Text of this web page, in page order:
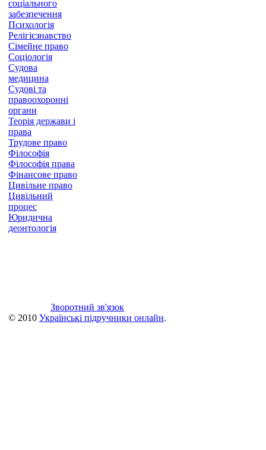
соціального
забезпечення
Психологія
Релігієзнавство
Сімейне право
Соціологія
Судова
медицина
Судові та
правоохоронні
органи
Теорія держави і
права
Трудове право
Філософія
Філософія права
Фінансове право
Цивільне право
Цивільний
процес
Юридична
деонтологія
Зворотний зв'язок
© 2010 Українські підручники онлайн.